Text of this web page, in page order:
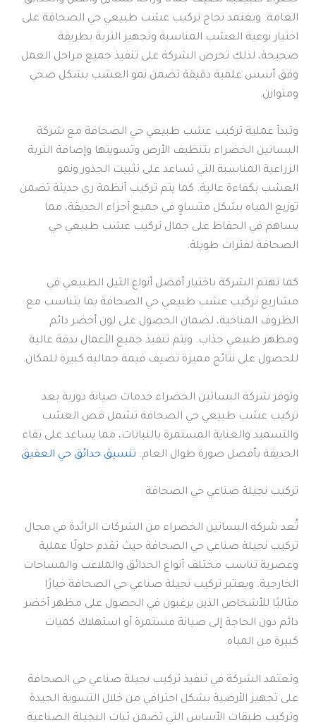
العامة. ويعتمد نجاح تركيب عشب طبيعي حي الصحافة على
اختيار نوعية العشب المناسبة وتجهيز التربة بطريقة
صحيحة، لذلك تحرص الشركة على تنفيذ جميع مراحل العمل
وفق أسس علمية دقيقة تضمن نمو العشب بشكل صحي
ومتوازن.
وتبدأ عملية تركيب عشب طبيعي حي الصحافة مع شركة
البساتين الخضراء بتنظيف الأرض وتسويتها وإضافة التربة
الزراعية المناسبة التي تساعد على تثبيت الجذور ونمو
العشب بكفاءة عالية. كما يتم تركيب أنظمة ري حديثة تضمن
توزيع المياه بشكل متساوٍ في جميع أجزاء الحديقة، مما
يساهم في الحفاظ على جمال تركيب عشب طبيعي حي
الصحافة لفترات طويلة.
كما تهتم الشركة باختيار أفضل أنواع الثيل الطبيعي في
مشاريع تركيب عشب طبيعي حي الصحافة بما يتناسب مع
الظروف المناخية، لضمان الحصول على لون أخضر دائم
ومظهر طبيعي جذاب. ويتم تنفيذ جميع الأعمال بدقة عالية
للحصول على نتائج مميزة تضيف قيمة جمالية كبيرة للمكان.
وتوفر شركة البساتين الخضراء خدمات صيانة دورية بعد
تركيب عشب طبيعي حي الصحافة تشمل قص العشب
والتسميد والعناية المستمرة بالنباتات، مما يساعد على بقاء
الحديقة بأفضل صورة طوال العام. تنسيق حدائق حي العقيق
تركيب نجيلة صناعي حي الصحافة
تُعد شركة البساتين الخضراء من الشركات الرائدة في مجال
تركيب نجيلة صناعي حي الصحافة حيث تقدم حلولًا عملية
وعصرية تناسب مختلف أنواع الحدائق والملاعب والمساحات
الخارجية. ويعتبر تركيب نجيلة صناعي حي الصحافة خيارًا
مثاليًا للأشخاص الذين يرغبون في الحصول على مظهر أخضر
دائم دون الحاجة إلى صيانة مستمرة أو استهلاك كميات
كبيرة من المياه.
وتعتمد الشركة في تنفيذ تركيب نجيلة صناعي حي الصحافة
على تجهيز الأرضية بشكل احترافي من خلال التسوية الجيدة
وتركيب طبقات الأساس التي تضمن ثبات النجيلة الصناعية